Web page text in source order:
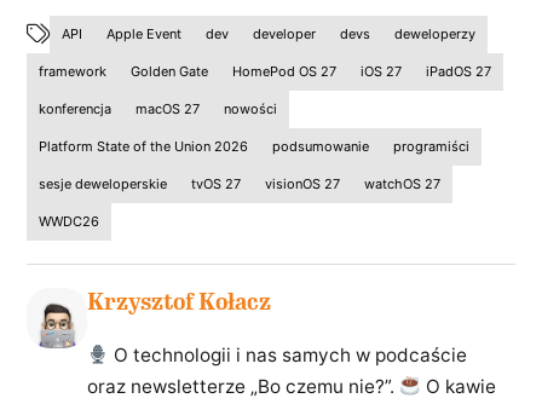
API Apple Event dev developer devs deweloperzy
framework Golden Gate HomePod OS 27 iOS 27 iPadOS 27
konferencja macOS 27 nowości
Platform State of the Union 2026 podsumowanie programiści
sesje deweloperskie tvOS 27 visionOS 27 watchOS 27
WWDC26
Krzysztof Kołacz
O technologii i nas samych w podcaście
oraz newsletterze „Bo czemu nie?”.
O kawie